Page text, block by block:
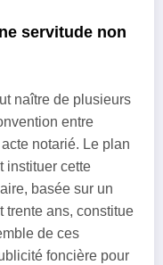
servitude non
naître de plusieurs
entre
notarié. Le plan
instituer cette
basée sur un
trente ans, constitue
de ces
foncière pour